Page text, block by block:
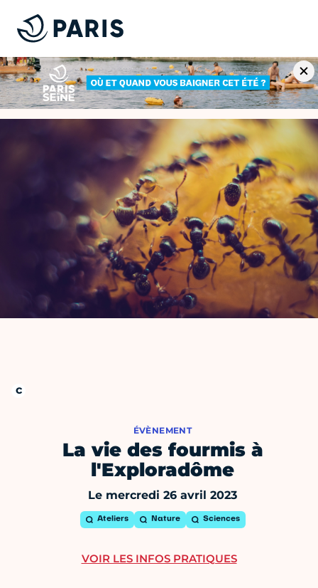
ÉVÈNEMENT
La vie des fourmis à
l'Exploradôme
Le mercredi 26 avril 2023
Ateliers Nature Sciences
VOIR LES INFOS PRATIQUES